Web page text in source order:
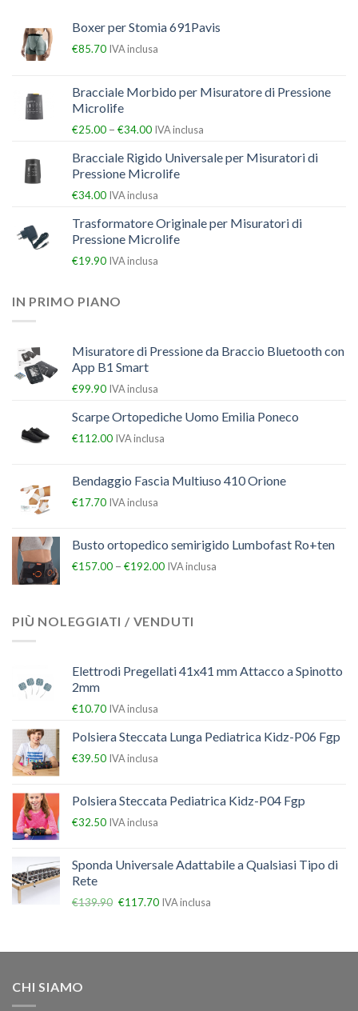
Boxer per Stomia 691Pavis
€85.70 IVA inclusa
Bracciale Morbido per Misuratore di Pressione
Microlife
€25.00 – €34.00 IVA inclusa
Bracciale Rigido Universale per Misuratori di
Pressione Microlife
€34.00 IVA inclusa
Trasformatore Originale per Misuratori di
Pressione Microlife
€19.90 IVA inclusa
IN PRIMO PIANO
Misuratore di Pressione da Braccio Bluetooth con
App B1 Smart
€99.90 IVA inclusa
Scarpe Ortopediche Uomo Emilia Poneco
€112.00 IVA inclusa
Bendaggio Fascia Multiuso 410 Orione
€17.70 IVA inclusa
Busto ortopedico semirigido Lumbofast Ro+ten
€157.00 – €192.00 IVA inclusa
PIÙ NOLEGGIATI / VENDUTI
Elettrodi Pregellati 41x41 mm Attacco a Spinotto
2mm
€10.70 IVA inclusa
Polsiera Steccata Lunga Pediatrica Kidz-P06 Fgp
€39.50 IVA inclusa
Polsiera Steccata Pediatrica Kidz-P04 Fgp
€32.50 IVA inclusa
Sponda Universale Adattabile a Qualsiasi Tipo di
Rete
€139.90 €117.70 IVA inclusa
CHI SIAMO